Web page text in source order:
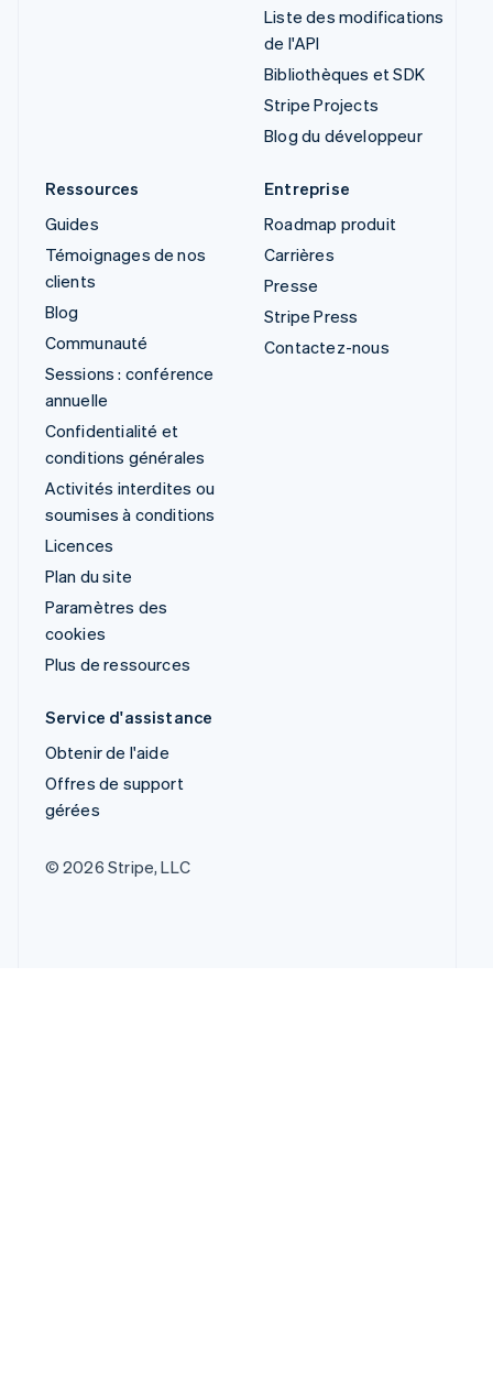
Liste des modifications
de l'API
Bibliothèques et SDK
Stripe Projects
Blog du développeur
Ressources
Guides
Témoignages de nos
clients
Blog
Communauté
Sessions : conférence
annuelle
Confidentialité et
conditions générales
Activités interdites ou
soumises à conditions
Licences
Plan du site
Paramètres des
cookies
Plus de ressources
Entreprise
Roadmap produit
Carrières
Presse
Stripe Press
Contactez-nous
Service d'assistance
Obtenir de l'aide
Offres de support
gérées
© 2026 Stripe, LLC